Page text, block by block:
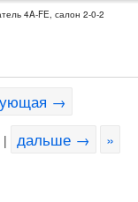
4A-FE, салон 2-0-2
→
| дальше → »